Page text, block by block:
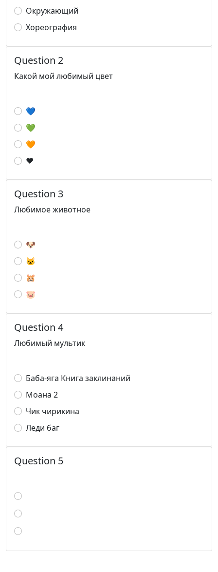
Окружающий
Хореография
Question 2
Какой мой любимый цвет
💙
💚
🧡
❤
Question 3
Любимое животное
🐶
🐱
🐹
🐷
Question 4
Любимый мультик
Баба-яга Книга заклинаний
Моана 2
Чик чирикина
Леди баг
Question 5